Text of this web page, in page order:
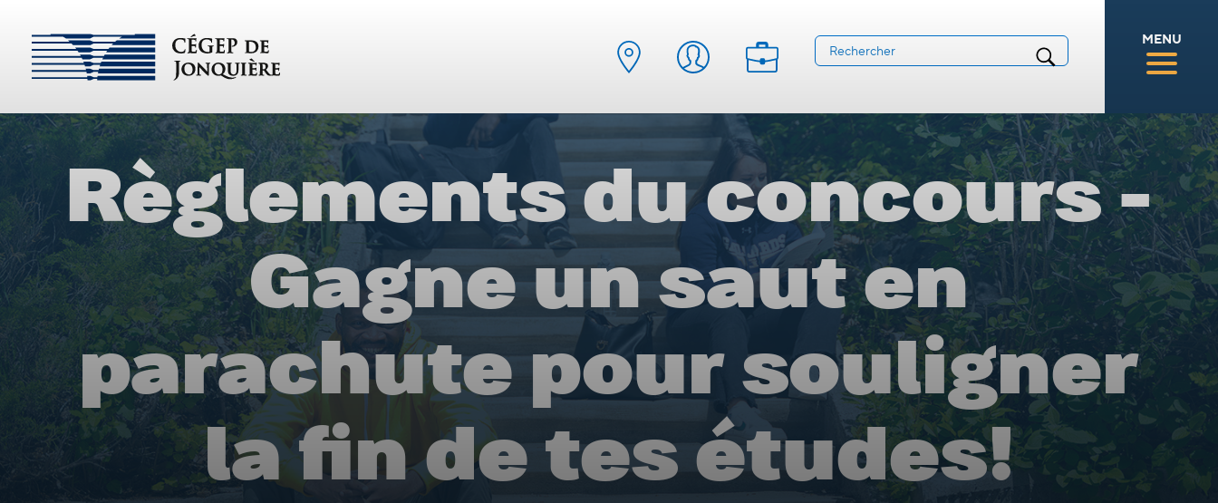
MENU
Règlements du concours -
Gagne un saut en
parachute pour souligner
la fin de tes études!